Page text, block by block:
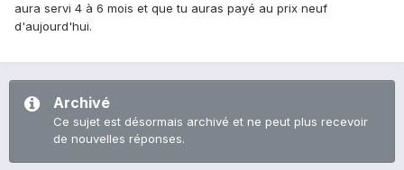
aura servi 4 à 6 mois et que tu auras payé au prix neuf
d'aujourd'hui.
Archivé
Ce sujet est désormais archivé et ne peut plus recevoir
de nouvelles réponses.